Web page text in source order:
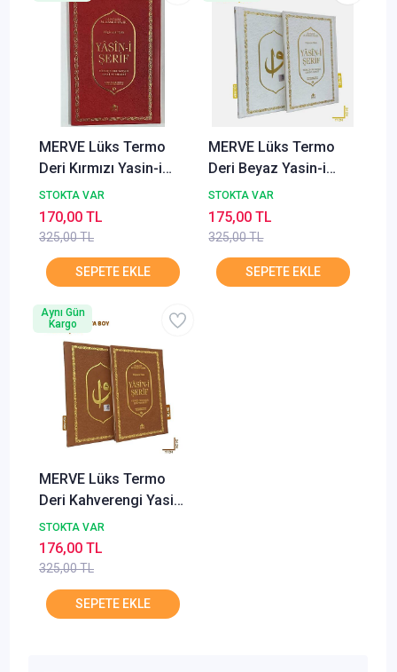
MERVE Lüks Termo
Deri Kırmızı Yasin-i
Şerif Orta Boy Fihristli
Sesli Türkçe Okunuşlu
ve Mealli
STOKTA VAR
325,00 TL
170,00 TL
MERVE Lüks Termo
Deri Beyaz Yasin-i
Şerif Orta Boy Fihristli
Sesli Türkçe Okunuşlu
ve Mealli
STOKTA VAR
325,00 TL
175,00 TL
MERVE Lüks Termo
Deri Kahverengi Yasin-
i Şerif Orta Boy
Fihristli Sesli Türkçe
Okunuşlu ve Mealli
STOKTA VAR
325,00 TL
176,00 TL
Aynı Gün
Kargo